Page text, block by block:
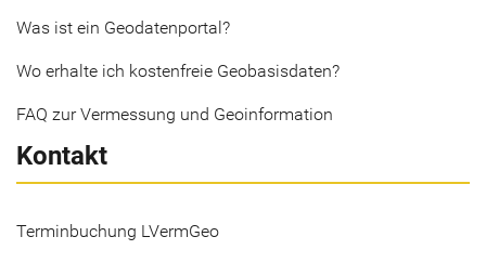
Was ist ein Geodatenportal?
Wo erhalte ich kostenfreie Geobasisdaten?
FAQ zur Vermessung und Geoinformation
Kontakt
Terminbuchung LVermGeo